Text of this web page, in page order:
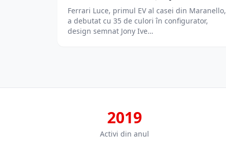
Ferrari Luce, primul EV al casei din Maranello,
a debutat cu 35 de culori în configurator,
design semnat Jony Ive…
2019
Activi din anul